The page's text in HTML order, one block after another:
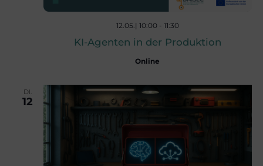
,
N
a
v
KI-Agenten in der Produktion
12.05.| 10:00 - 11:30
Online
DI.
12